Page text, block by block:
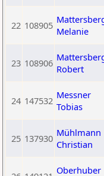
22 108905 Melanie
23 108906 Robert
24 147532 Messner
Tobias
25 137930 Mühlmann
Christian
Oberhuber